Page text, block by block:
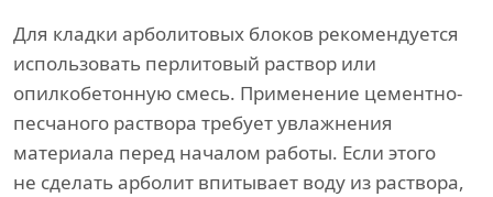
Для кладки арболитовых блоков рекомендуется
использовать перлитовый раствор или
опилкобетонную смесь. Применение цементно-
песчаного раствора требует увлажнения
материала перед началом работы. Если этого
не сделать арболит впитывает воду из раствора,